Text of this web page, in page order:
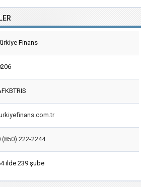
Finans
(850) 222-2244
ilde 239 şube